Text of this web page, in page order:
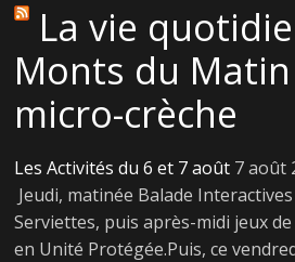
La vie
Monts du
micro-crèche
Les Activités du 6 et 7 août 7 août
Jeudi, matinée Balade
Serviettes, puis après-midi jeux
en Unité Protégée.Puis, ce